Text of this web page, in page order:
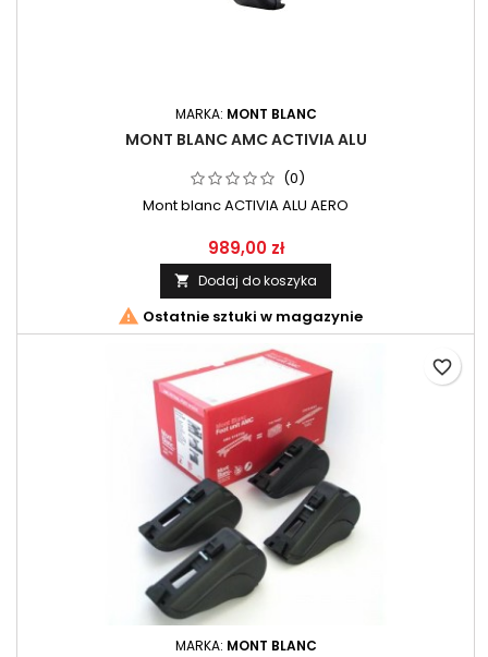
MARKA: MONT BLANC
MONT BLANC AMC ACTIVIA ALU
(0)
Mont blanc ACTIVIA ALU AERO
989,00 zł
 Dodaj do koszyka
 Ostatnie sztuki w magazynie
MARKA: MONT BLANC
favorite_border